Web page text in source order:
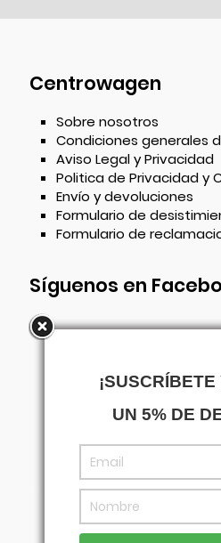
Centrowagen
Sobre nosotros
Condiciones generales
Aviso Legal y Privacidad
Politica de Privacidad y
Envío y devoluciones
Formulario de
Formulario de
Síguenos en
UN 5% DE